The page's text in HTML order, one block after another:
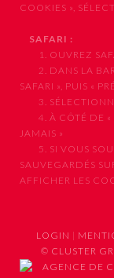
COOKIES »,
SAFARI :
1. OUVREZ
2. DANS LA
SAFARI », PUIS «
3.
4. À CÔTÉ DE «
JAMAIS »
5. SI VOUS
SAUVEGARDÉS
AFFICHER LES
LOGIN |
© CLUSTER